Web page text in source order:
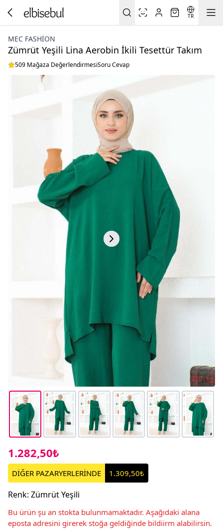
TR
MEC FASHION
Zümrüt Yeşili Lina Aerobin İkili Tesettür Takım
509 Mağaza DeğerlendirmesiSoru Cevap
1.282,50₺
DİĞER PAZARYERLERİNDE 1.309,50₺
Renk: Zümrüt Yeşili
Bu ürün şu an stokta bulunmamaktadır. Aşağıdaki alana
eposta adresini girerek stoğa geldiğinde bildiirm alabilirsin.